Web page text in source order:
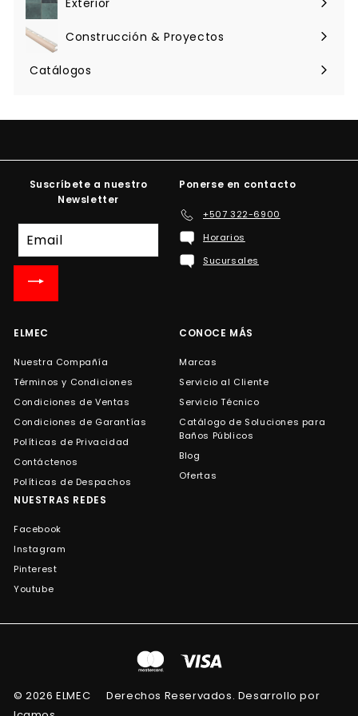
Expandir
menú Construcción & Proyectos
Expandir
menú
Catálogos
Suscríbete a nuestro
Newsletter
nuestra
lista
Ponerse en contacto
+507 322-6900
Horarios
Sucursales
ELMEC
Nuestra Compañía
Términos y Condiciones
Condiciones de Ventas
Condiciones de Garantías
Políticas de Privacidad
Contáctenos
Políticas de Despachos
CONOCE MÁS
Marcas
Servicio al Cliente
Servicio Técnico
Catálogo de Soluciones para
Baños Públicos
Blog
Ofertas
NUESTRAS REDES
Facebook
Instagram
Pinterest
Youtube
© 2026 ELMEC
Derechos Reservados. Desarrollo por